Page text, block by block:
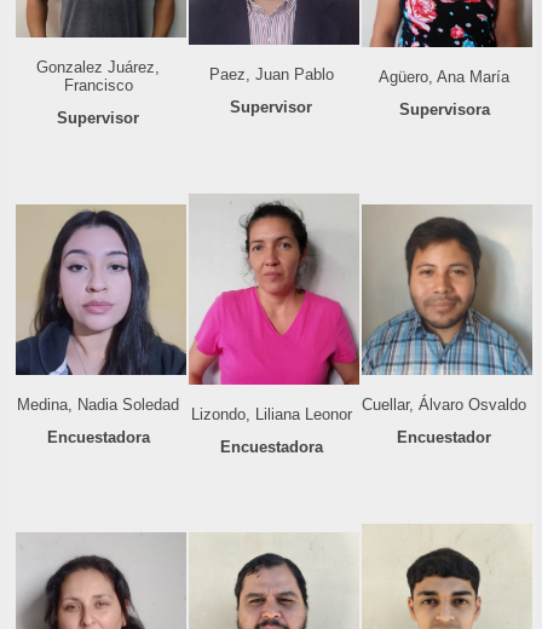
Gonzalez Juárez,
Francisco
Supervisor
Paez, Juan Pablo
Supervisor
Agüero, Ana María
Supervisora
Medina, Nadia Soledad
Encuestadora
Lizondo, Liliana Leonor
Encuestadora
Cuellar, Álvaro Osvaldo
Encuestador